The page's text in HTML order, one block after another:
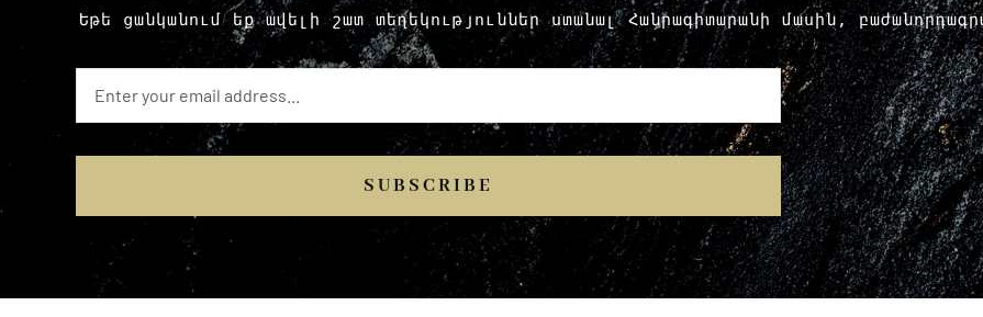
Եթե ​​ցանկանում եք ավելի շատ տեղեկություններ ստանալ Հանրագիտարանի մասին,
SUBSCRIBE